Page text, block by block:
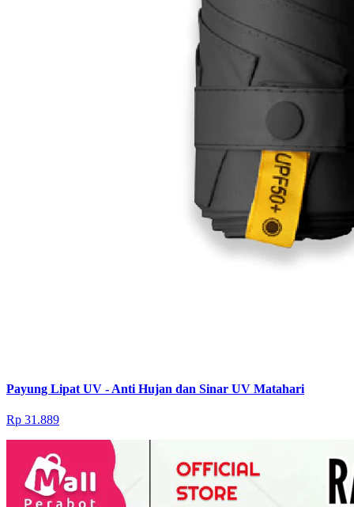
Payung Lipat UV - Anti Hujan dan Sinar UV Matahari
Rp 31.889